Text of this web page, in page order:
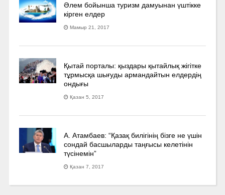
Әлем бойынша туризм дамуынан үштікке
кірген елдер
Мамыр 21, 2017
Қытай порталы: қыздары қытайлық жігітке
тұрмысқа шығуды армандайтын елдердің
ондығы
Қазан 5, 2017
А. Атамбаев: “Қазақ билігінің бізге не үшін
сондай басшыларды таңғысы келетінін
түсінемін”
Қазан 7, 2017